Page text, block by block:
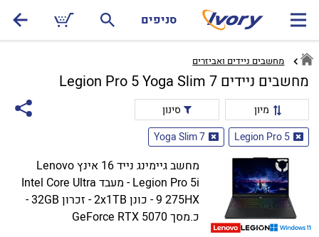
סניפים
מחשבים ניידים ואביזרים
מחשבים ניידים Legion Pro 5 Yoga Slim 7
מיון
סינון
Legion Pro 5
Yoga Slim 7
מחשב גיימינג נייד 16 אינץ Lenovo
Legion Pro 5i - מעבד Intel Core Ultra
9 275HX - כונן 2x1TB - זכרון 32GB -
כ.מסך GeForce RTX 5070